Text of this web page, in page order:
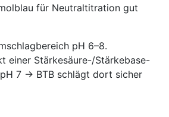
für Neutraltitration gut
pH 6–8.
einer Stärkesäure-/Stärkebase-
7 → BTB schlägt dort sicher